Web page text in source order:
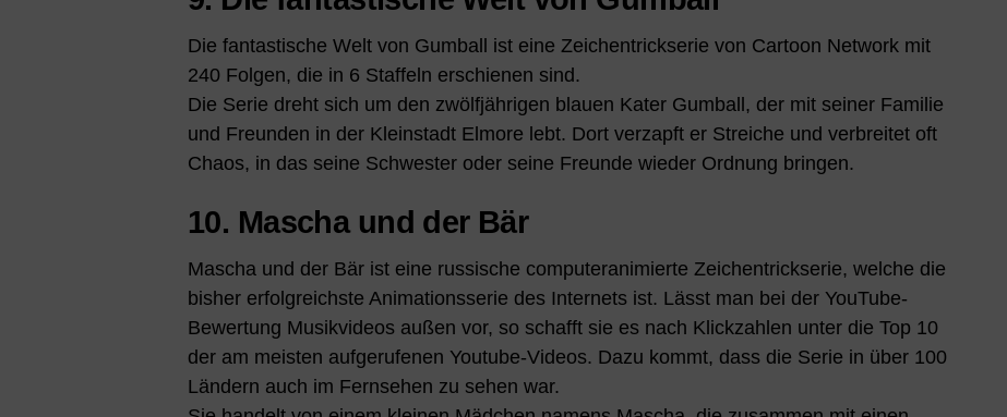
Die fantastische Welt von Gumball ist eine Zeichentrickserie von Cartoon Network mit
240 Folgen, die in 6 Staffeln erschienen sind.
Die Serie dreht sich um den zwölfjährigen blauen Kater Gumball, der mit seiner Familie
und Freunden in der Kleinstadt Elmore lebt. Dort verzapft er Streiche und verbreitet oft
Chaos, in das seine Schwester oder seine Freunde wieder Ordnung bringen.
10. Mascha und der Bär
Mascha und der Bär ist eine russische computeranimierte Zeichentrickserie, welche die
bisher erfolgreichste Animationsserie des Internets ist. Lässt man bei der YouTube-
Bewertung Musikvideos außen vor, so schafft sie es nach Klickzahlen unter die Top 10
der am meisten aufgerufenen Youtube-Videos. Dazu kommt, dass die Serie in über 100
Ländern auch im Fernsehen zu sehen war.